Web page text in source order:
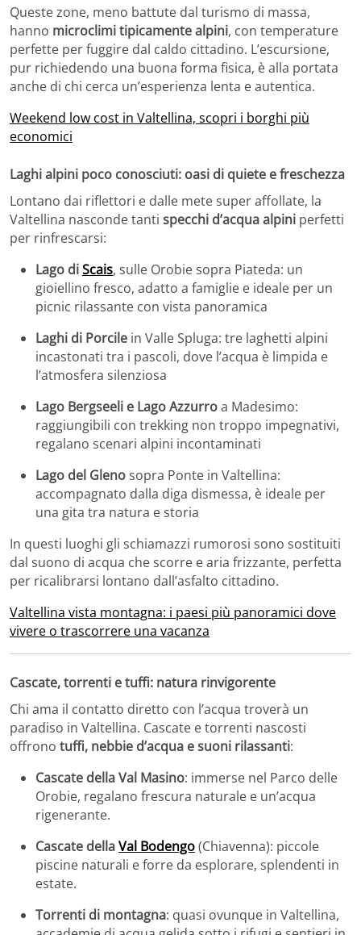
Queste zone, meno battute dal turismo di massa,
hanno microclimi tipicamente alpini, con temperature
perfette per fuggire dal caldo cittadino. L’escursione,
pur richiedendo una buona forma fisica, è alla portata
anche di chi cerca un’esperienza lenta e autentica.
Weekend low cost in Valtellina, scopri i borghi più
economici
Laghi alpini poco conosciuti: oasi di quiete e freschezza
Lontano dai riflettori e dalle mete super affollate, la
Valtellina nasconde tanti specchi d’acqua alpini perfetti
per rinfrescarsi:
Lago diScais, sulle Orobie sopra Piateda: un
gioiellino fresco, adatto a famiglie e ideale per un
picnic rilassante con vista panoramica
Laghi di Porcile in Valle Spluga: tre laghetti alpini
incastonati tra i pascoli, dove l’acqua è limpida e
l’atmosfera silenziosa
Lago Bergseeli e Lago Azzurroa Madesimo:
raggiungibili con trekking non troppo impegnativi,
regalano scenari alpini incontaminati
Lago del Glenosopra Ponte in Valtellina:
accompagnato dalla diga dismessa, è ideale per
una gita tra natura e storia
In questi luoghi gli schiamazzi rumorosi sono sostituiti
dal suono di acqua che scorre e aria frizzante, perfetta
per ricalibrarsi lontano dall’asfalto cittadino.
Valtellina vista montagna: i paesi più panoramici dove
vivere o trascorrere una vacanza
Cascate, torrenti e tuffi: natura rinvigorente
Chi ama il contatto diretto con l’acqua troverà un
paradiso in Valtellina. Cascate e torrenti nascosti
offrono tuffi, nebbie d’acqua e suoni rilassanti:
Cascate della Val Masino: immerse nel Parco delle
Orobie, regalano frescura naturale e un’acqua
rigenerante.
Cascate dellaVal Bodengo(Chiavenna): piccole
piscine naturali e forre da esplorare, splendenti in
estate.
Torrenti di montagna: quasi ovunque in Valtellina,